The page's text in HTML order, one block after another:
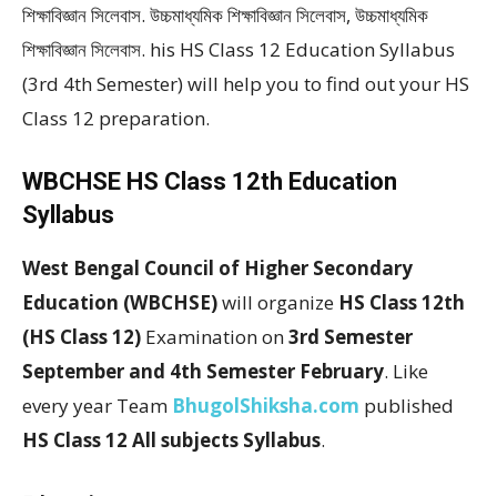
শিক্ষাবিজ্ঞান সিলেবাস. উচ্চমাধ্যমিক শিক্ষাবিজ্ঞান সিলেবাস, উচ্চমাধ্যমিক
শিক্ষাবিজ্ঞান সিলেবাস. his HS Class 12 Education Syllabus
(3rd 4th Semester) will help you to find out your HS
Class 12 preparation.
WBCHSE HS Class 12th Education
Syllabus
West Bengal Council of Higher Secondary
Education (WBCHSE)will organize HS Class 12th
(HS Class 12) Examination on3rd Semester
September and 4th Semester February. Like
every year Team BhugolShiksha.com published
HS Class 12 All subjects Syllabus.